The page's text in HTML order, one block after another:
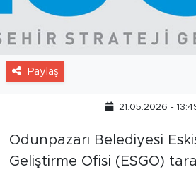
Paylaş
21.05.2026 -
Odunpazarı Belediyesi
Geliştirme Ofisi (ESGO)